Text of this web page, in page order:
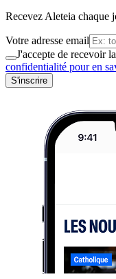
Recevez Aleteia chaque
Votre adresse email
J'accepte de recevoir
confidentialité pour en
S'inscrire